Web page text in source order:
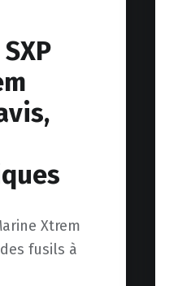
Xtrem
fusils à